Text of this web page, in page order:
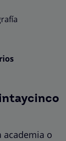
academia o